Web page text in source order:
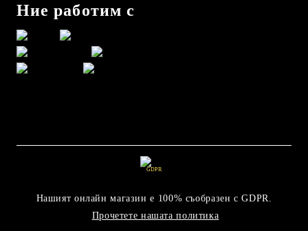
Ние работим с
GDPR
Нашият онлайн магазин е 100% съобразен с GDPR.
Прочетете нашата политика